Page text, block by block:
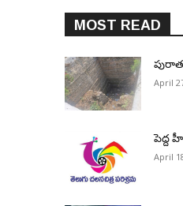
MOST READ
April
పెద్ద
April